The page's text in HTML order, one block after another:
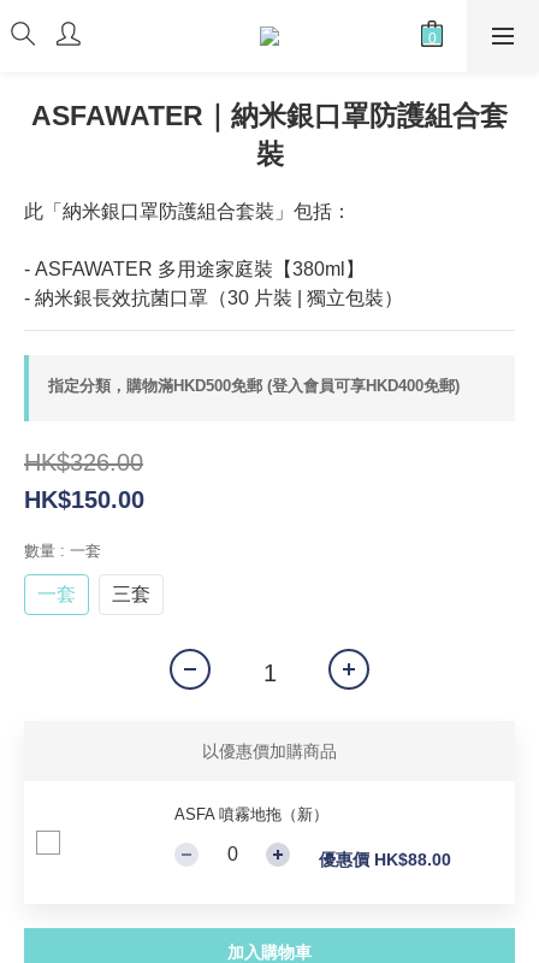
ASFAWATER｜納米銀口罩防護組合套
裝
此「納米銀口罩防護組合套裝」包括：
- ASFAWATER 多用途家庭裝【380ml】
- 納米銀長效抗菌口罩（30 片裝 | 獨立包裝）
指定分類，購物滿HKD500免郵 (登入會員可享HKD400免郵)
HK$326.00
HK$150.00
數量 : 一套
一套 三套
以優惠價加購商品
ASFA 噴霧地拖（新）
優惠價 HK$88.00
加入購物車